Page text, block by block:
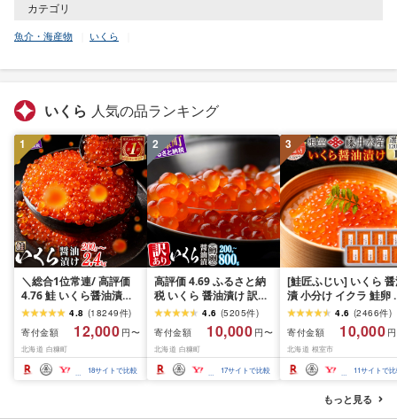
カテゴリ
魚介・海産物 いくら
いくら 人気の品ランキング
1
＼総合1位常連/ 高評価
4.76 鮭 いくら醤油漬け
ふるさと納税 いくら
200g / 400g / 800g /
1.6kg / 2.4kg 200g パッ
ク[選べる容量] 醤油漬け
海鮮 イクラ 小分け ふる
さと ランキング 人気 ギ
4.8 (18249件)
寄付金額
12,000 円〜
北海道 白糠町
18サイトで比較
2
高評価 4.69 ふるさと納
税 いくら 醤油漬け 訳あ
り 鱒卵 200g / 400g
(200g×2p) / 800g
(200g×4p) 小分け 規格
外 小粒 ふるさと イクラ
高評価 ランキング 人気
鱒いくら 濃厚 魚卵 海鮮
4.6 (5205件)
寄付金額
10,000 円〜
北海道 白糠町
17サイトで比較
3
[鮭匠ふじい] いくら
漬 小分け イクラ 鮭卵
油 醤油漬け 魚卵 お取
寄せ グルメ 海鮮 北海
根室市 ふるさと納税
4.6 (2466件)
寄付金額
10,000
北海道 根室市
11サイトで
もっと見る